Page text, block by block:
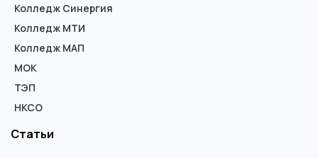
Колледж Синергия
Колледж МТИ
Колледж МАП
МОК
ТЭП
НКСО
Статьи